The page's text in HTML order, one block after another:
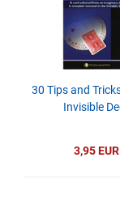
30 Tips and
Invisible
3,95 EUR